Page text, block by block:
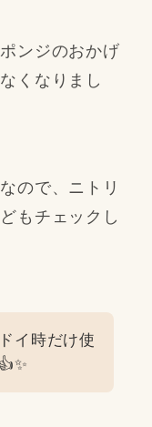
ンジのおかげ
くなりまし
ので、ニトリ
もチェックし
イ時だけ使